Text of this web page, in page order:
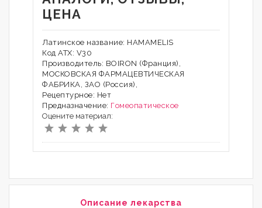
ЦЕНА
Латинское название: HAMAMELIS
Код АТХ: V30
Производитель: BOIRON (Франция),
МОСКОВСКАЯ ФАРМАЦЕВТИЧЕСКАЯ
ФАБРИКА, ЗАО (Россия),
Рецептурное: Нет
Предназначение: Гомеопатическое
Оцените материал:
Описание лекарства